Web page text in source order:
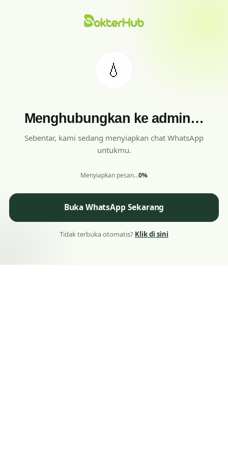
💧
Menghubungkan ke admin…
Sebentar, kami sedang menyiapkan chat WhatsApp
untukmu.
Menyiapkan pesan…0%
Buka WhatsApp Sekarang
Tidak terbuka otomatis? Klik di sini